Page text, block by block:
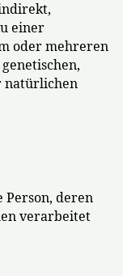
einer
oder mehreren
natürlichen
deren
verarbeitet